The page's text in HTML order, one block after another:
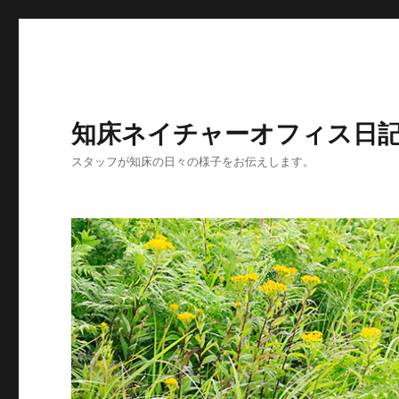
知床ネイチャーオフィス日
スタッフが知床の日々の様子をお伝えします。